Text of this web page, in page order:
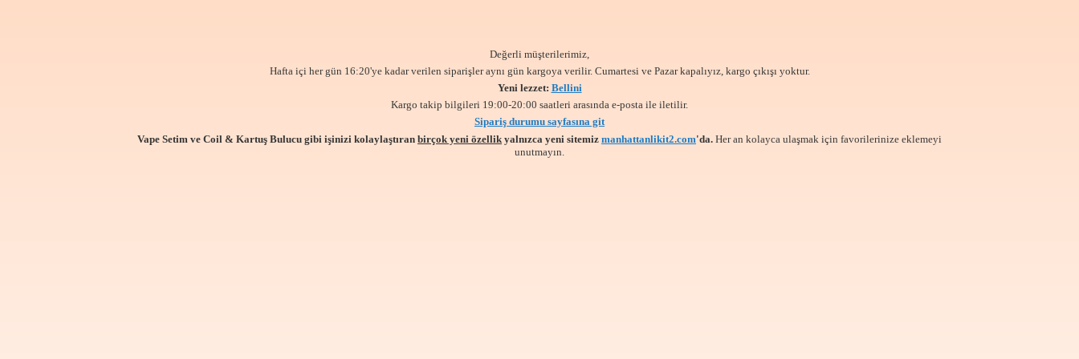
Değerli müşterilerimiz,
Hafta içi her gün 16:20'ye kadar verilen siparişler aynı gün kargoya verilir. Cumartesi ve Pazar kapalıyız, kargo çıkışı yoktur.
Yeni lezzet: Bellini
Kargo takip bilgileri 19:00-20:00 saatleri arasında e-posta ile iletilir.
Sipariş durumu sayfasına git
Vape Setim ve Coil & Kartuş Bulucu gibi işinizi kolaylaştıran birçok yeni özellik yalnızca yeni sitemiz manhattanlikit2.com'da. Her an kolayca ulaşmak için favorilerinize eklemeyi
unutmayın.